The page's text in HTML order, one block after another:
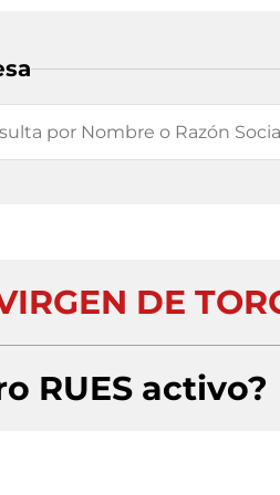
DE
RUES activo?